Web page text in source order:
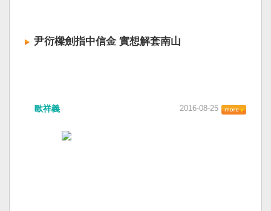
尹衍樑劍指中信金 實想解套南山
歐祥義 2016-08-25